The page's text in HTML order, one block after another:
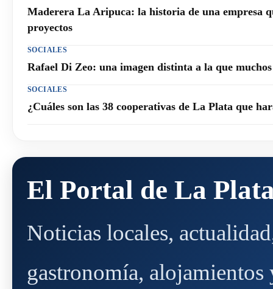
Maderera La Aripuca: la historia de una empresa
proyectos
SOCIALES
Rafael Di Zeo: una imagen distinta a la que
SOCIALES
¿Cuáles son las 38 cooperativas de La Plata que
El Portal de La
Noticias locales,
gastronomía,